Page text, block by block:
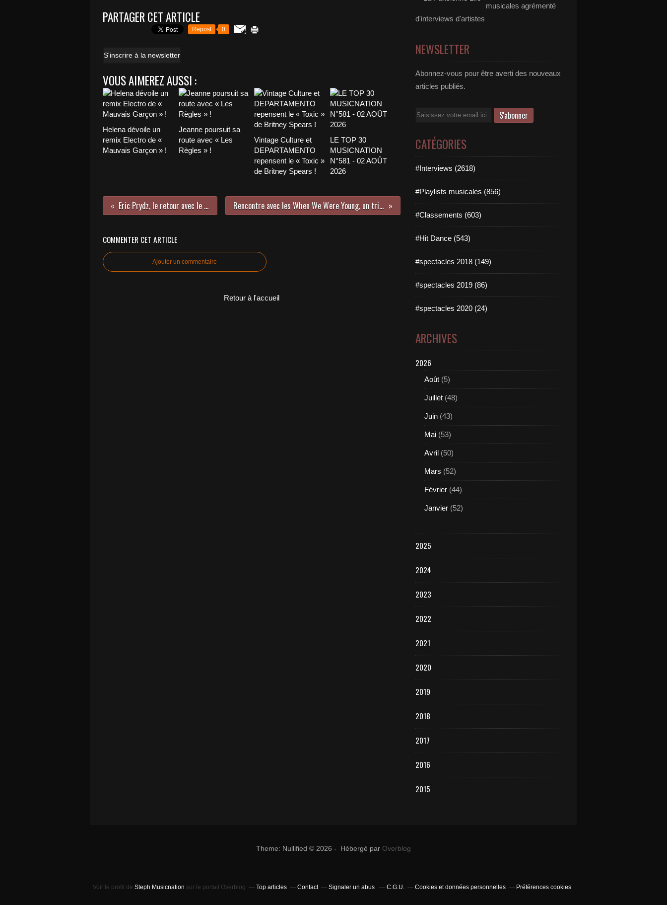
PARTAGER CET ARTICLE
Repost 0
S'inscrire à la newsletter
VOUS AIMEREZ AUSSI :
Helena dévoile un
remix Electro de «
Mauvais Garçon » !
Jeanne poursuit sa
route avec « Les
Règles » !
Vintage Culture et
DEPARTAMENTO
repensent le « Toxic »
de Britney Spears !
LE TOP 30
MUSICNATION
N°581 - 02 AOÛT
2026
Eric Prydz, le retour avec le titre Generate ! Rencontre avec les When We Were Young, un trio féminin au top du top !
COMMENTER CET ARTICLE
Ajouter un commentaire
Retour à l'accueil
musicales agrémenté
d'interviews d'artistes
NEWSLETTER
Abonnez-vous pour être averti des nouveaux
articles publiés.
Email
CATÉGORIES
#Interviews (2618)
#Playlists musicales (856)
#Classements (603)
#Hit Dance (543)
#spectacles 2018 (149)
#spectacles 2019 (86)
#spectacles 2020 (24)
ARCHIVES
2026
Août (5)
Juillet (48)
Juin (43)
Mai (53)
Avril (50)
Mars (52)
Février (44)
Janvier (52)
2025
2024
2023
2022
2021
2020
2019
2018
2017
2016
2015
Theme: Nullified © 2026 - Hébergé par Overblog
Voir le profil de Steph Musicnation sur le portail Overblog Top articles Contact Signaler un abus C.G.U. Cookies et données personnelles Préférences cookies